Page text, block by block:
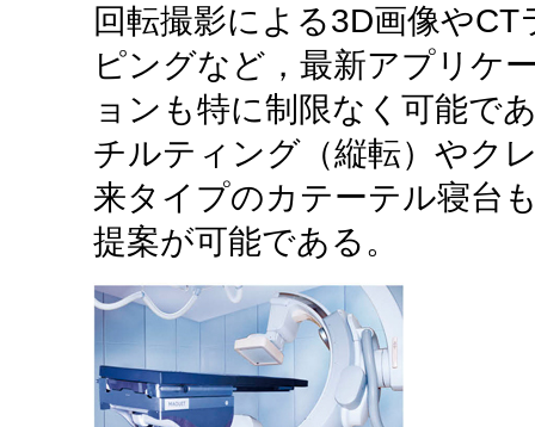
回転撮影による3D画像や
ピングなど，最新アプリケ
ョンも特に制限なく可能で
チルティング（縦転）やク
来タイプのカテーテル寝台
提案が可能である。